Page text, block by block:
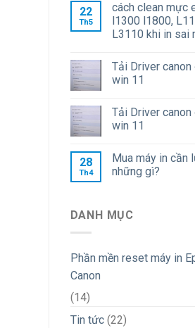
22
Th5
cách clean mực
l1300 l1800,
L3110 khi in sai
Tải Driver canon
win 11
Tải Driver canon
win 11
28
Th4
Mua máy in cần
những gì?
DANH MỤC
Phần mền reset máy in
Canon
(14)
Tin tức(22)